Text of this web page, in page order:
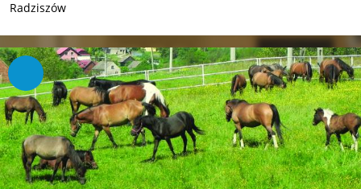
Radziszów